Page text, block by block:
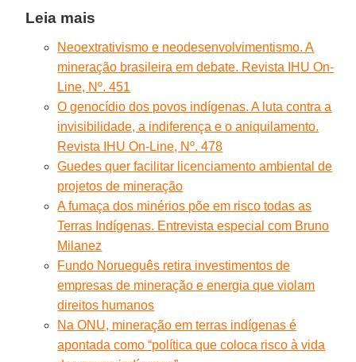
Leia mais
Neoextrativismo e neodesenvolvimentismo. A
mineração brasileira em debate. Revista IHU On-
Line, Nº. 451
O genocídio dos povos indígenas. A luta contra a
invisibilidade, a indiferença e o aniquilamento.
Revista IHU On-Line, Nº. 478
Guedes quer facilitar licenciamento ambiental de
projetos de mineração
A fumaça dos minérios põe em risco todas as
Terras Indígenas. Entrevista especial com Bruno
Milanez
Fundo Norueguês retira investimentos de
empresas de mineração e energia que violam
direitos humanos
Na ONU, mineração em terras indígenas é
apontada como “política que coloca risco à vida